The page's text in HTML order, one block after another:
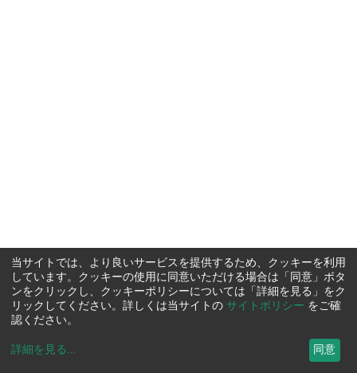
当サイトでは、より良いサービスを提供するため、クッキーを利用
しています。クッキーの使用に同意いただける場合は「同意」ボタ
ンをクリックし、クッキーポリシーについては「詳細を見る」をク
リックしてください。詳しくは当サイトの サイトポリシー をご確
認ください。
詳細を見る ... 同意